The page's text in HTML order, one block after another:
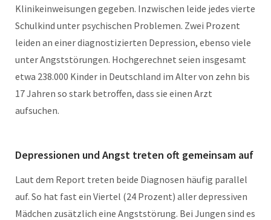
Klinikeinweisungen gegeben. Inzwischen leide jedes vierte
Schulkind unter psychischen Problemen. Zwei Prozent
leiden an einer diagnostizierten Depression, ebenso viele
unter Angststörungen. Hochgerechnet seien insgesamt
etwa 238.000 Kinder in Deutschland im Alter von zehn bis
17 Jahren so stark betroffen, dass sie einen Arzt
aufsuchen.
Depressionen und Angst treten oft gemeinsam auf
Laut dem Report treten beide Diagnosen häufig parallel
auf. So hat fast ein Viertel (24 Prozent) aller depressiven
Mädchen zusätzlich eine Angststörung. Bei Jungen sind es